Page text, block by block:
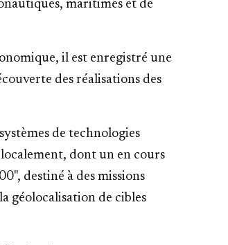
maritimes et de
il est enregistré une
des réalisations des
de technologies
dont un en cours
destiné à des missions
géolocalisation de cibles